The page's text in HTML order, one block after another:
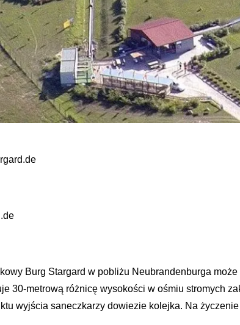
Burg Stargard w pobliżu Neubrandenburga
30-metrową różnicę wysokości w ośmiu stromych
wyjścia saneczkarzy dowiezie kolejka. Na